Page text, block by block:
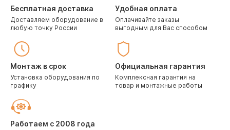
Бесплатная доставка
Доставляем оборудование в
любую точку России
Удобная оплата
Оплачивайте заказы
выгодным для Вас способом
Монтаж в срок
Установка оборудования по
графику
Официальная гарантия
Комплексная гарантия на
товар и монтажные работы
Работаем с 2008 года